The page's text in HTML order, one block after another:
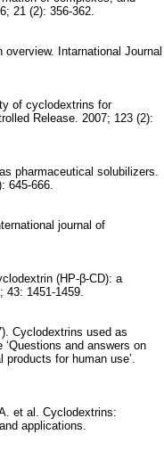
21 (2): 356-362.
Intarnational Journal
of cyclodextrins for
Release. 2007; 123 (2):
pharmaceutical solubilizers.
645-666.
journal of
(HP-β-CD): a
1451-1459.
Cyclodextrins used as
and answers on
for human use’.
et al. Cyclodextrins:
applications.